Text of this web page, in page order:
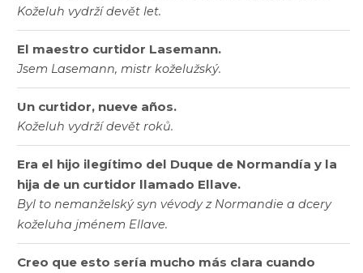
Koželuh vydrží devět let.
El maestro curtidor Lasemann.
Jsem Lasemann, mistr koželužský.
Un curtidor, nueve años.
Koželuh vydrží devět roků.
Era el hijo ilegítimo del Duque de Normandía y la
hija de un curtidor llamado Ellave.
Byl to nemanželský syn vévody z Normandie a dcery
koželuha jménem Ellave.
Creo que esto sería mucho más clara cuando